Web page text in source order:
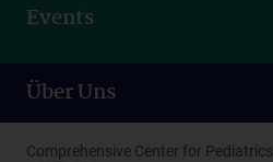
Events
Über Uns
Comprehensive Center for Pediatrics